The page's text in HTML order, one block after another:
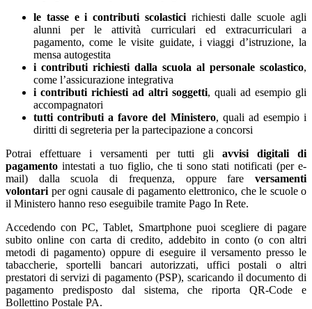
le tasse e i contributi scolastici richiesti dalle scuole agli
alunni per le attività curriculari ed extracurriculari a
pagamento, come le visite guidate, i viaggi d’istruzione, la
mensa autogestita
i contributi richiesti dalla scuola al personale scolastico,
come l’assicurazione integrativa
i contributi richiesti ad altri soggetti, quali ad esempio gli
accompagnatori
tutti contributi a favore del Ministero, quali ad esempio i
diritti di segreteria per la partecipazione a concorsi
Potrai effettuare i versamenti per tutti gli
avvisi digitali di
pagamento intestati a tuo figlio, che ti sono stati notificati (per e-
mail) dalla scuola di frequenza, oppure fare
versamenti
volontari per ogni causale di pagamento elettronico, che le scuole o
il Ministero hanno reso eseguibile tramite Pago In Rete.
Accedendo con PC, Tablet, Smartphone puoi scegliere di pagare
subito online con carta di credito, addebito in conto (o con altri
metodi di pagamento) oppure di eseguire il versamento presso le
tabaccherie, sportelli bancari autorizzati, uffici postali o altri
prestatori di servizi di pagamento (PSP), scaricando il documento di
pagamento predisposto dal sistema, che riporta QR-Code e
Bollettino Postale PA.